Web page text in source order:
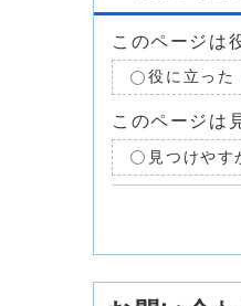
このページは
役に立った
このページは
見つけやす